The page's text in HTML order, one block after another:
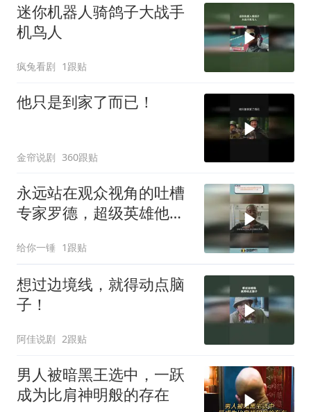
迷你机器人骑鸽子大战手
机鸟人
疯兔看剧 1跟贴
他只是到家了而已！
金帘说剧 360跟贴
永远站在观众视角的吐槽
专家罗德，超级英雄他都
给你一锤 1跟贴
想过边境线，就得动点脑
子！
阿佳说剧 2跟贴
男人被暗黑王选中，一跃
成为比肩神明般的存在